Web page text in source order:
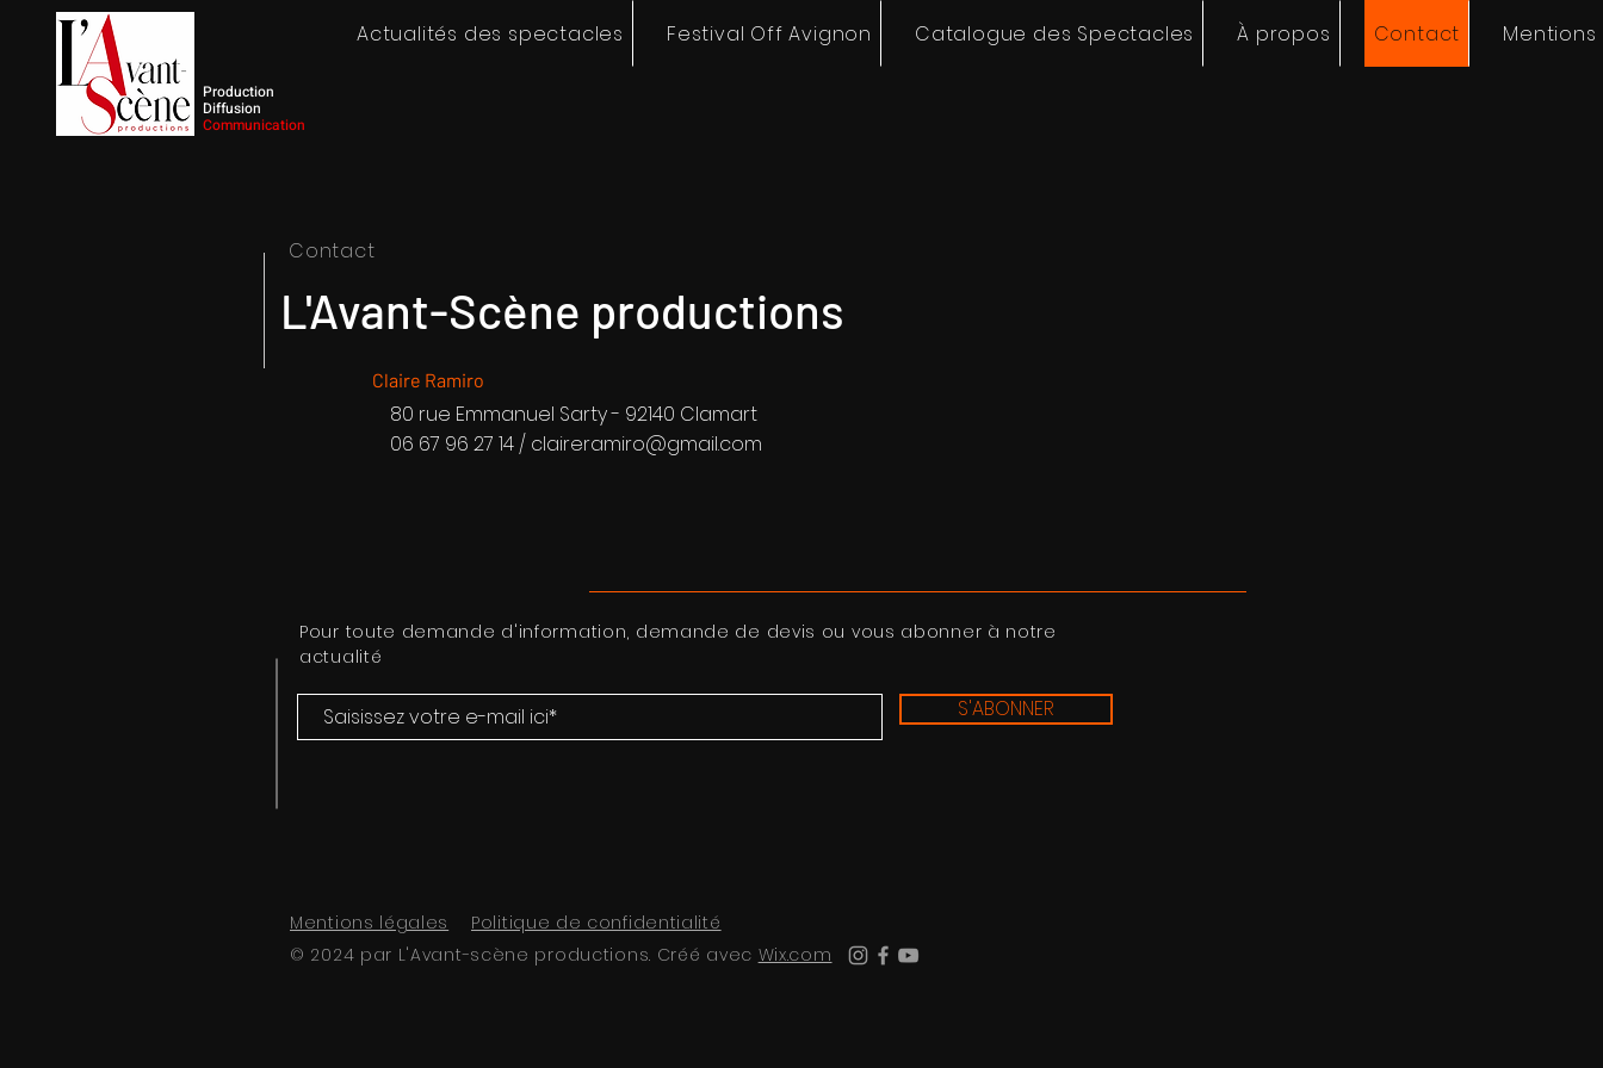
Production
Diffusion
Communication
Actualités des spectacles Festival Off Avignon Catalogue des Spectacles À propos Contact
Contact
L'Avant-Scène productions
Claire Ramiro
80 rue Emmanuel Sarty - 92140 Clamart
06 67 96 27 14 / claireramiro@gmail.com
Pour toute demande d'information, demande de devis ou vous abonner à notre
actualité
S'ABONNER
Mentions légales
Politique de confidentialité
© 2024 par L'Avant-scène productions. Créé avec Wix.com